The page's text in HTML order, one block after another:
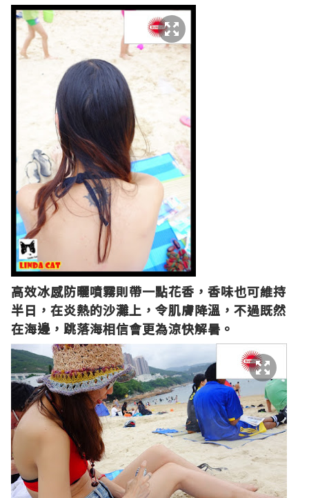
高效冰感防曬噴霧則帶一點花香，香味也可維持
半日，在炎熱的沙灘上，令肌膚降溫，不過既然
在海邊，跳落海相信會更為涼快解暑。